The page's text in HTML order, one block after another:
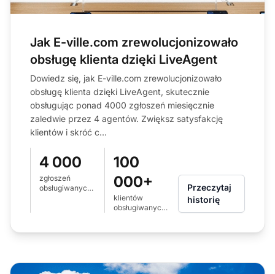
Jak E-ville.com zrewolucjonizowało
obsługę klienta dzięki LiveAgent
Dowiedz się, jak E-ville.com zrewolucjonizowało
obsługę klienta dzięki LiveAgent, skutecznie
obsługując ponad 4000 zgłoszeń miesięcznie
zaledwie przez 4 agentów. Zwiększ satysfakcję
klientów i skróć c...
4 000
zgłoszeń
obsługiwanych
100
000+
klientów
obsługiwanych
Przeczytaj
historię